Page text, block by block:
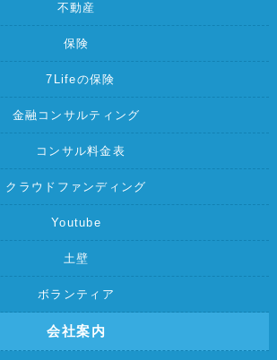
不動産
保険
7Lifeの保険
金融コンサルティング
コンサル料金表
クラウドファンディング
Youtube
土壁
ボランティア
会社案内